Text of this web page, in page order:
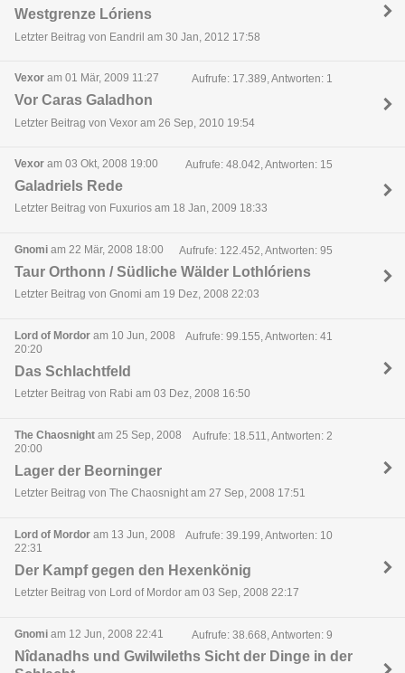
Westgrenze Lóriens
Letzter Beitrag von Eandril am 30 Jan, 2012 17:58
Vexor am 01 Mär, 2009 11:27 Aufrufe: 17.389, Antworten: 1
Vor Caras Galadhon
Letzter Beitrag von Vexor am 26 Sep, 2010 19:54
Vexor am 03 Okt, 2008 19:00 Aufrufe: 48.042, Antworten: 15
Galadriels Rede
Letzter Beitrag von Fuxurios am 18 Jan, 2009 18:33
Gnomi am 22 Mär, 2008 18:00 Aufrufe: 122.452, Antworten: 95
Taur Orthonn / Südliche Wälder Lothlóriens
Letzter Beitrag von Gnomi am 19 Dez, 2008 22:03
Lord of Mordor am 10 Jun, 2008
20:20
Aufrufe: 99.155, Antworten: 41
Das Schlachtfeld
Letzter Beitrag von Rabi am 03 Dez, 2008 16:50
The Chaosnight am 25 Sep, 2008
20:00
Aufrufe: 18.511, Antworten: 2
Lager der Beorninger
Letzter Beitrag von The Chaosnight am 27 Sep, 2008 17:51
Lord of Mordor am 13 Jun, 2008
22:31
Aufrufe: 39.199, Antworten: 10
Der Kampf gegen den Hexenkönig
Letzter Beitrag von Lord of Mordor am 03 Sep, 2008 22:17
Gnomi am 12 Jun, 2008 22:41 Aufrufe: 38.668, Antworten: 9
Nîdanadhs und Gwilwileths Sicht der Dinge in der